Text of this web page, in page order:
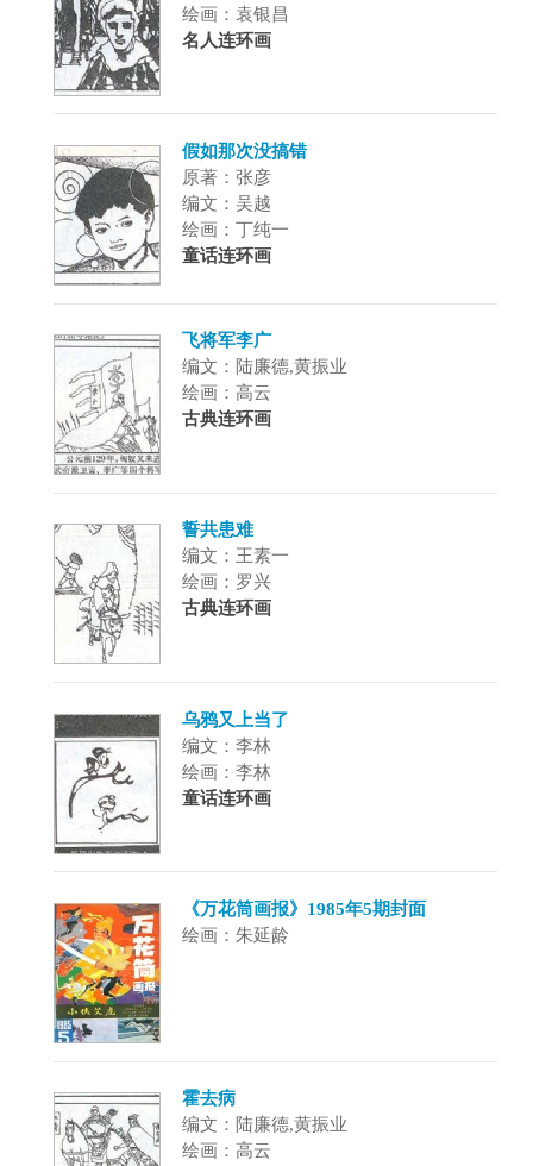
绘画：袁银昌
名人连环画
假如那次没搞错
原著：张彦
编文：吴越
绘画：丁纯一
童话连环画
飞将军李广
编文：陆廉德,黄振业
绘画：高云
古典连环画
誓共患难
编文：王素一
绘画：罗兴
古典连环画
乌鸦又上当了
编文：李林
绘画：李林
童话连环画
《万花筒画报》1985年5期封面
绘画：朱延龄
霍去病
编文：陆廉德,黄振业
绘画：高云